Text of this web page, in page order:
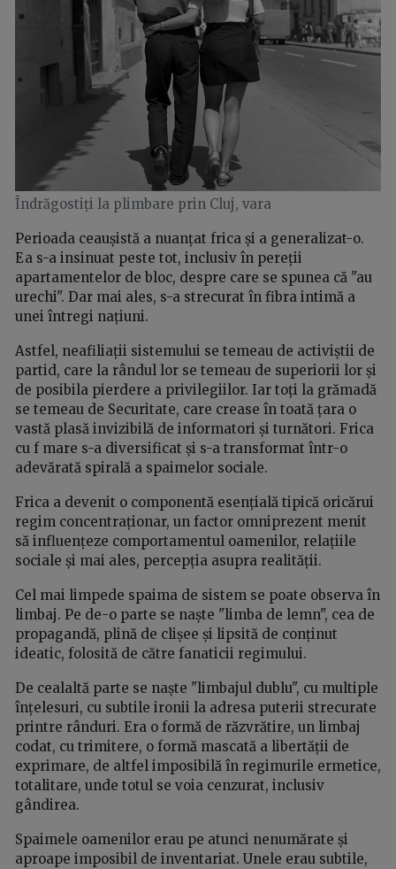
Îndrăgostiți la plimbare prin Cluj, vara
Perioada ceaușistă a nuanțat frica și a generalizat-o.
Ea s-a insinuat peste tot, inclusiv în pereții
apartamentelor de bloc, despre care se spunea că "au
urechi". Dar mai ales, s-a strecurat în fibra intimă a
unei întregi națiuni.
Astfel, neafiliații sistemului se temeau de activiștii de
partid, care la rândul lor se temeau de superiorii lor și
de posibila pierdere a privilegiilor. Iar toți la grămadă
se temeau de Securitate, care crease în toată țara o
vastă plasă invizibilă de informatori și turnători. Frica
cu f mare s-a diversificat și s-a transformat într-o
adevărată spirală a spaimelor sociale.
Frica a devenit o componentă esențială tipică oricărui
regim concentraționar, un factor omniprezent menit
să influențeze comportamentul oamenilor, relațiile
sociale și mai ales, percepția asupra realității.
Cel mai limpede spaima de sistem se poate observa în
limbaj. Pe de-o parte se naște "limba de lemn", cea de
propagandă, plină de clișee și lipsită de conținut
ideatic, folosită de către fanaticii regimului.
De cealaltă parte se naște "limbajul dublu", cu multiple
înțelesuri, cu subtile ironii la adresa puterii strecurate
printre rânduri. Era o formă de răzvrătire, un limbaj
codat, cu trimitere, o formă mascată a libertății de
exprimare, de altfel imposibilă în regimurile ermetice,
totalitare, unde totul se voia cenzurat, inclusiv
gândirea.
Spaimele oamenilor erau pe atunci nenumărate și
aproape imposibil de inventariat. Unele erau subtile,